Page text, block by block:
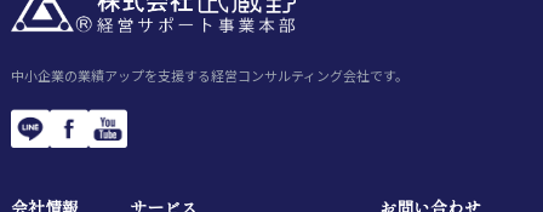
中小企業の業績アップを支援する経営コンサルティング会社です。
会社情報 サービス お問い合わせ